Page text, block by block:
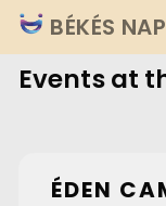
Ugrás
a
tartalomra
BÉKÉS
Events at
ÉDEN